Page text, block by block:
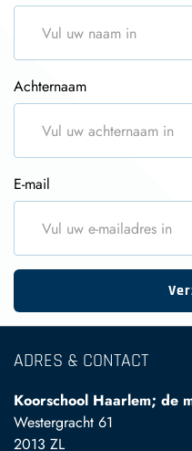
Achternaam
E-mail
ADRES & CONTACT
Koorschool Haarlem; de
Westergracht 61
2013 ZL